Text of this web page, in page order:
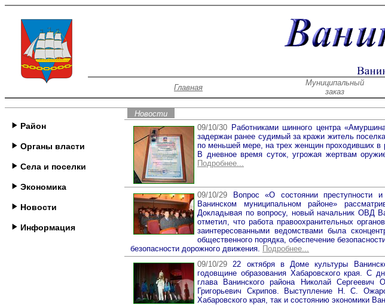
Главная
Муниципальный
заказ
Район
Органы власти
Села и поселки
Экономика
Новости
Информация
Новости
09/10/30 Работниками шинного центра
задержан ранее судимый за кражи житель
по меньшей мере, на трех женщин проходивших в
В дневное время суток, угрожая жертвам
Подробнее...
09/10/29 Вопрос «О состоянии преступности
Ванинском муниципальном районе»
Докладывая по вопросу, новый начальник ОВД
отметил, что работа правоохранительных
заинтересованными ведомствами была
общественного порядка, обеспечение
безопасности дорожного движения. Подробнее...
09/10/2922 октября в Доме культуры
годовщине образования Хабаровского края. С
глава Ванинского района Николай Сергеевич
Григорьевич Скрипов. Выступление Н. С.
Хабаровского края, так и состоянию экономики